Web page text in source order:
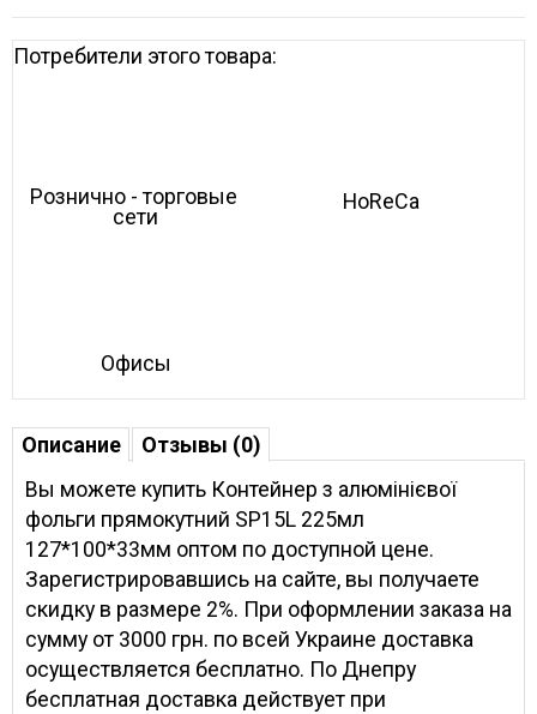
Потребители этого товара:
Рознично - торговые
сети
HoReCa
Офисы
Описание
Отзывы (0)
Вы можете купить Контейнер з алюмінієвої
фольги прямокутний SP15L 225мл
127*100*33мм оптом по доступной цене.
Зарегистрировавшись на сайте, вы получаете
скидку в размере 2%. При оформлении заказа на
сумму от 3000 грн. по всей Украине доставка
осуществляется бесплатно. По Днепру
бесплатная доставка действует при